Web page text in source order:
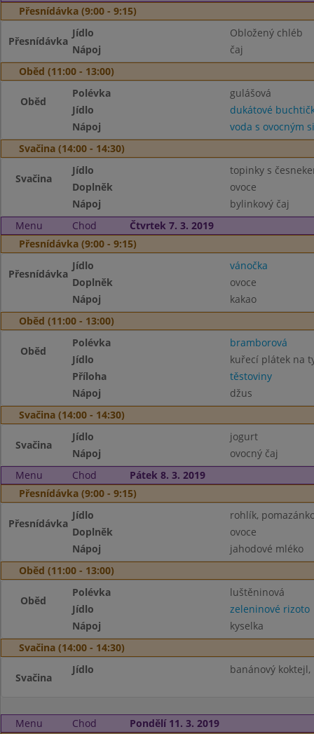
Přesnídávka (9:00 - 9:15)
Přesnídávka
Jídlo
Obložený chléb
Nápoj
čaj
Oběd (11:00 - 13:00)
Oběd
Polévka
gulášová
Jídlo
dukátové
Nápoj
voda s ovocným
Svačina (14:00 - 14:30)
Svačina
Jídlo
topinky s
Doplněk
ovoce
Nápoj
bylinkový čaj
Menu
Chod
Čtvrtek 7. 3. 2019
Přesnídávka (9:00 - 9:15)
Přesnídávka
Jídlo
vánočka
Doplněk
ovoce
Nápoj
kakao
Oběd (11:00 - 13:00)
Oběd
Polévka
bramborová
Jídlo
kuřecí plátek na
Příloha
těstoviny
Nápoj
džus
Svačina (14:00 - 14:30)
Svačina
Jídlo
jogurt
Nápoj
ovocný čaj
Menu
Chod
Pátek 8. 3. 2019
Přesnídávka (9:00 - 9:15)
Přesnídávka
Jídlo
rohlík,
Doplněk
ovoce
Nápoj
jahodové mléko
Oběd (11:00 - 13:00)
Oběd
Polévka
luštěninová
Jídlo
zeleninové rizoto
Nápoj
kyselka
Svačina (14:00 - 14:30)
Svačina
Jídlo banánový koktejl,
Menu Chod
Pondělí 11. 3. 2019